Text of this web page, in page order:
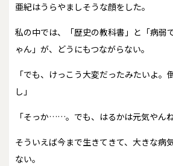
亜紀はうらやましそうな顔をした。
私の中では、「歴史の教科書」と「病弱
ゃん」が、どうにもつながらない。
「でも、けっこう大変だったみたいよ。
し」
「そっか……。でも、はるかは元気やんね
そういえば今まで生きてきて、大きな病
ない。